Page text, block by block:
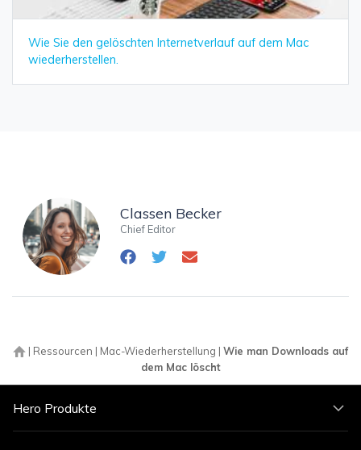
Wie Sie den gelöschten Internetverlauf auf dem Mac
wiederherstellen.
Classen Becker
Chief Editor
| Ressourcen | Mac-Wiederherstellung | Wie man Downloads auf
dem Mac löscht
Hero Produkte